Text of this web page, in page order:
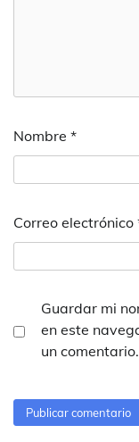
Nombre *
Correo electrónico
Guardar mi
en este
un comentario.